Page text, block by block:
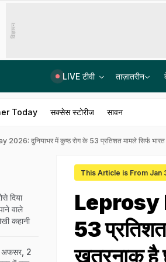
विज्ञापन
LIVE टीवी ताज़ातरीन
Today सक्सेस स्टोरीज सावन
दुनियाभर में कुष्ठ रोग के 53 प्रतिशत मामले सिर्फ
This Article is From Jan
Leprosy
53 प्रतिशत
खतरनाक
दिया
वाले
कहानी
अफसर, 2